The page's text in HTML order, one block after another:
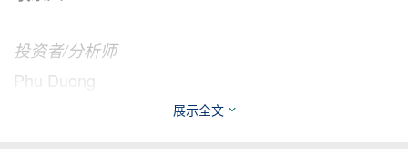
投资者/分析师
Phu Duong
ir@msn.masangroup.com
展示全文